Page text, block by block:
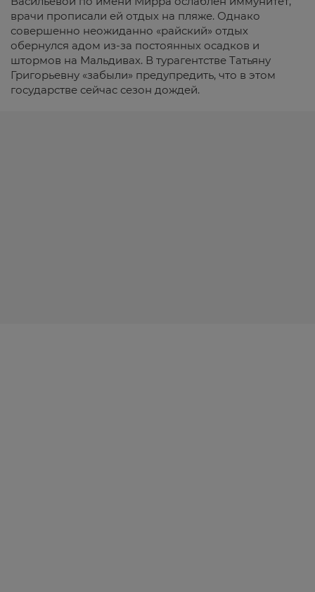
врачи прописали ей отдых на пляже. Однако
совершенно неожиданно «райский» отдых
обернулся адом из-за постоянных осадков и
штормов на Мальдивах. В турагентстве Татьяну
Григорьевну «забыли» предупредить, что в этом
государстве сейчас сезон дождей.